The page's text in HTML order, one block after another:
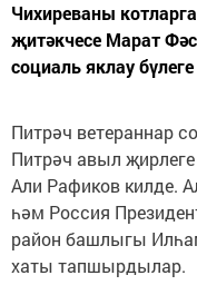
Чихиреваны
җитәкчесе Марат
социаль яклау
Питрәч ветераннар
Питрәч авыл
Али Рафиков килде.
һәм Россия
район башлыгы
хаты тапшырдылар.